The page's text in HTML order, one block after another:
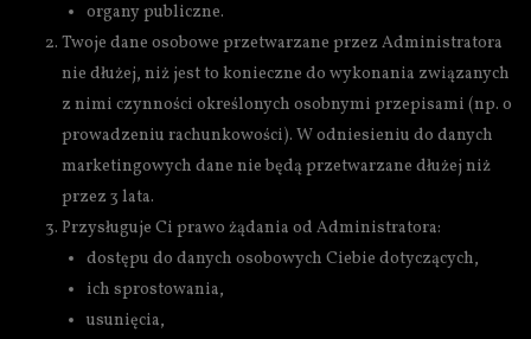
organy publiczne.
Twoje dane osobowe przetwarzane przez Administratora
nie dłużej, niż jest to konieczne do wykonania związanych
z nimi czynności określonych osobnymi przepisami (np. o
prowadzeniu rachunkowości). W odniesieniu do danych
marketingowych dane nie będą przetwarzane dłużej niż
przez 3 lata.
Przysługuje Ci prawo żądania od Administratora:
dostępu do danych osobowych Ciebie dotyczących,
ich sprostowania,
usunięcia,